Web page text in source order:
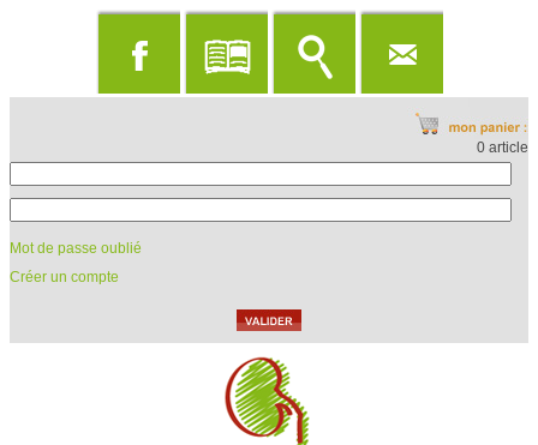
0 article
Mot de passe oublié
Créer un compte